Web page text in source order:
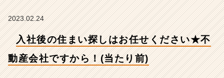
前)
式
2023.02.24
入社後の住まい探しはお任せください★不
動産会社ですから！(当たり前)